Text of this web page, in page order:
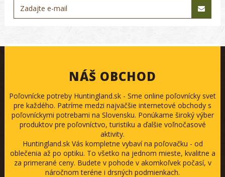
NÁŠ OBCHOD
Poľovnícke potreby Huntingland.sk - Sme online poľovnícky svet
pre každého. Patríme medzi najväčšie internetové obchody s
poľovníckymi potrebami na Slovensku. Ponúkame široký výber
produktov pre poľovníctvo, turistiku a ďalšie voľnočasové
aktivity.
Huntingland.sk Vás kompletne vybaví na poľovačku - od
oblečenia až po optiku. To všetko na jednom mieste, kvalitne a
za primerané ceny. Budete v pohode v akomkoľvek počasí, v
náročnom teréne i drsných podmienkach.